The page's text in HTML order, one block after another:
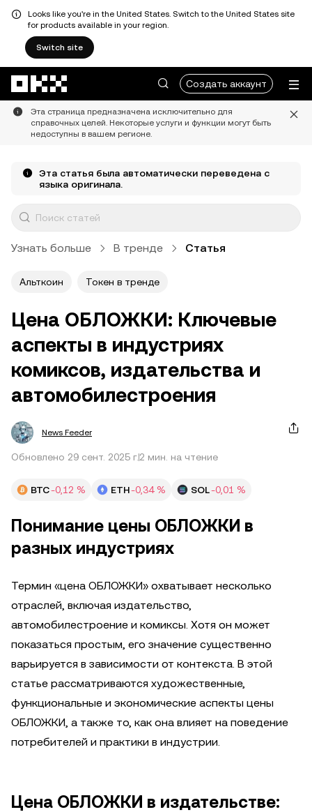
Looks like you're in the United States. Switch to the United States site
for products available in your region.
Switch site
Создать аккаунт
Эта страница предназначена исключительно для
справочных целей. Некоторые услуги и функции могут быть
недоступны в вашем регионе.
Эта статья была автоматически переведена с
языка оригинала.
Узнать больше В тренде Статья
Альткоин Токен в тренде
Цена ОБЛОЖКИ: Ключевые
аспекты в индустриях
комиксов, издательства и
автомобилестроения
News Feeder
Обновлено 29 сент. 2025 г. 2 мин. на чтение
BTC-0,12 % ETH-0,34 % SOL-0,01 %
Понимание цены ОБЛОЖКИ в
разных индустриях
Термин «цена ОБЛОЖКИ» охватывает несколько
отраслей, включая издательство,
автомобилестроение и комиксы. Хотя он может
показаться простым, его значение существенно
варьируется в зависимости от контекста. В этой
статье рассматриваются художественные,
функциональные и экономические аспекты цены
ОБЛОЖКИ, а также то, как она влияет на поведение
потребителей и практики в индустрии.
Цена ОБЛОЖКИ в издательстве: